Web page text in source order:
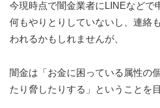
今現時点で闇金業者にLINEなどで
何もやりとりしていないし、連絡
われるかもしれませんが、
闇金は「お金に困っている属性の
たり脅したりする」ということを